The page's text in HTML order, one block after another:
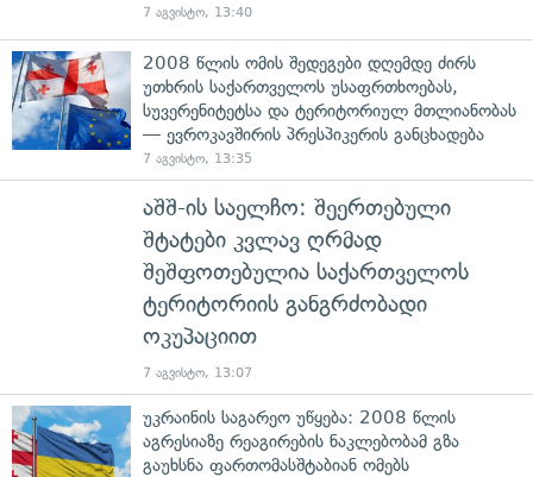
7 აგვისტო, 13:40
2008 წლის ომის შედეგები დღემდე ძირს
უთხრის საქართველოს უსაფრთხოებას,
სუვერენიტეტსა და ტერიტორიულ მთლიანობას
— ევროკავშირის პრესპიკერის განცხადება
7 აგვისტო, 13:35
აშშ-ის საელჩო: შეერთებული
შტატები კვლავ ღრმად
შეშფოთებულია საქართველოს
ტერიტორიის განგრძობადი
ოკუპაციით
7 აგვისტო, 13:07
უკრაინის საგარეო უწყება: 2008 წლის
აგრესიაზე რეაგირების ნაკლებობამ გზა
გაუხსნა ფართომასშტაბიან ომებს